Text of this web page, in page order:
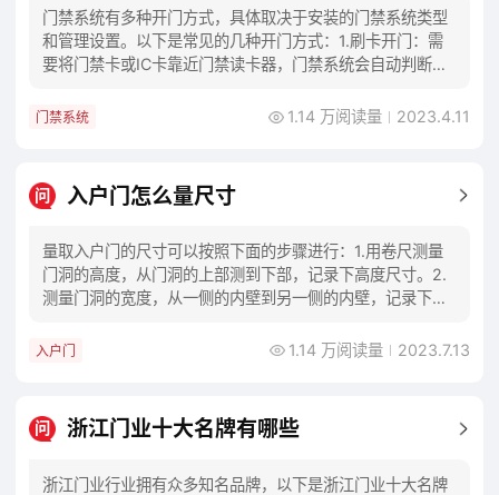
门禁系统有多种开门方式，具体取决于安装的门禁系统类型
和管理设置。以下是常见的几种开门方式：1.刷卡开门：需
要将门禁卡或IC卡靠近门禁读卡器，门禁系统会自动判断是
门禁系统 1.14 万阅读量 2023.4.11
问 入户门怎么量尺寸
量取入户门的尺寸可以按照下面的步骤进行：1.用卷尺测量
门洞的高度，从门洞的上部测到下部，记录下高度尺寸。2.
测量门洞的宽度，从一侧的内壁到另一侧的内壁，记录下宽
入户门 1.14 万阅读量 2023.7.13
问 浙江门业十大名牌有哪些
浙江门业行业拥有众多知名品牌，以下是浙江门业十大名牌